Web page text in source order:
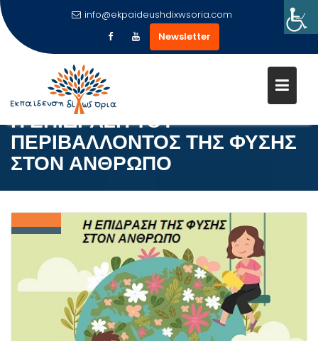
info@ekpaideushdixwsoria.com
Newsletter
Η ΕΠΙΔΡΑΣΗ ΤΟΥ
ΠΕΡΙΒΑΛΛΟΝΤΟΣ ΤΗΣ ΦΥΣΗΣ
ΣΤΟΝ ΑΝΘΡΩΠΟ